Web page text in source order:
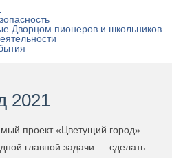
Дворцом пионеров и школьников
2021
проект «Цветущий город»
главной задачи — сделать